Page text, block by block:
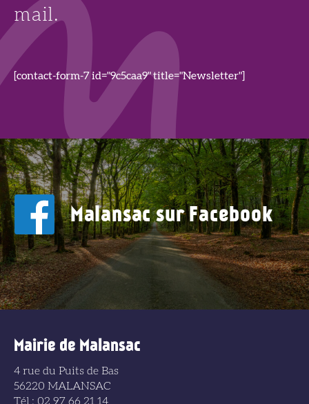
mail.
[contact-form-7 id="9c5caa9" title="Newsletter"]
Malansac sur Facebook
Mairie de Malansac
4 rue du Puits de Bas
56220 MALANSAC
Tél : 02 97 66 21 14